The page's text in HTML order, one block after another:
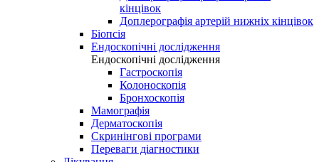
кінцівок
Доплерографія артерій нижніх кінцівок
Біопсія
Ендоскопічні дослідження
Ендоскопічні дослідження
Гастроскопія
Колоноскопія
Бронхоскопія
Мамографія
Дерматоскопія
Скринінгові програми
Переваги діагностики